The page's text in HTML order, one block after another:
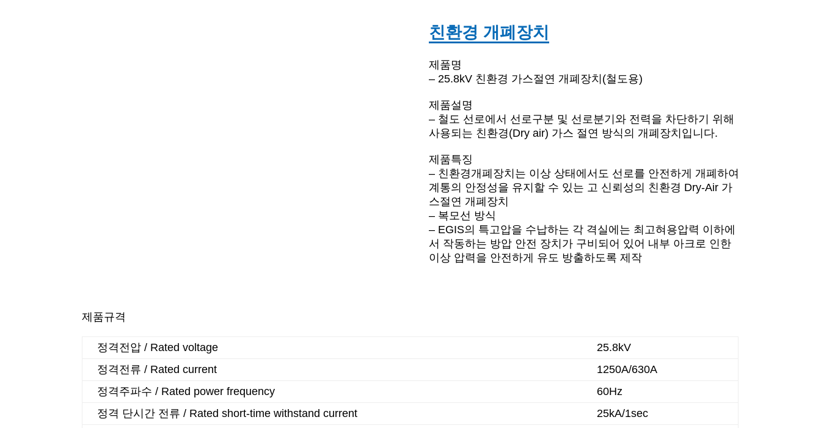
친환경 개폐장치
제품명
– 25.8kV 친환경 가스절연 개폐장치(철도용)
제품설명
– 철도 선로에서 선로구분 및 선로분기와 전력을 차단하기 위해
사용되는 친환경(Dry air) 가스 절연 방식의 개폐장치입니다.
제품특징
– 친환경개폐장치는 이상 상태에서도 선로를 안전하게 개폐하여
계통의 안정성을 유지할 수 있는 고 신뢰성의 친환경 Dry-Air 가
스절연 개폐장치
– 복모선 방식
– EGIS의 특고압을 수납하는 각 격실에는 최고혀용압력 이하에
서 작동하는 방압 안전 장치가 구비되어 있어 내부 아크로 인한
이상 압력을 안전하게 유도 방출하도록 제작
제품규격
정격전압 / Rated voltage
25.8kV
정격전류 / Rated current
1250A/630A
정격주파수 / Rated power frequency
60Hz
정격 단시간 전류 / Rated short-time withstand current
25kA/1sec